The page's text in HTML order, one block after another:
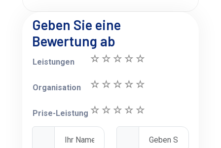
Geben Sie eine
Bewertung ab
Leistungen
Organisation
Prise-Leistung